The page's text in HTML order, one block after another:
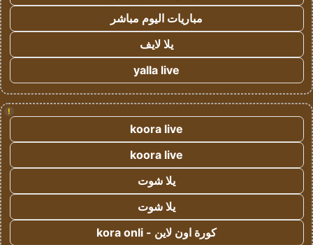
مباريات اليوم مباشر
يلا لايف
yalla live
!
koora live
koora live
يلا شوت
يلا شوت
كورة اون لاين - kora onli